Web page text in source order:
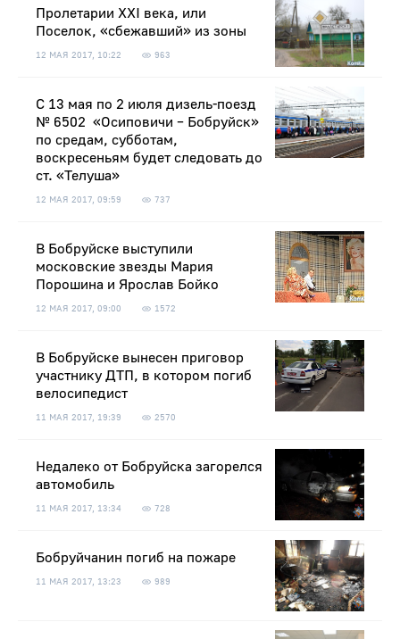
Пролетарии XXI века, или
Поселок, «сбежавший» из зоны
12 МАЯ 2017, 10:22 963
С 13 мая по 2 июля дизель-поезд
№ 6502 «Осиповичи – Бобруйск»
по средам, субботам,
воскресеньям будет следовать до
ст. «Телуша»
12 МАЯ 2017, 09:59 737
В Бобруйске выступили
московские звезды Мария
Порошина и Ярослав Бойко
12 МАЯ 2017, 09:00 1572
В Бобруйске вынесен приговор
участнику ДТП, в котором погиб
велосипедист
11 МАЯ 2017, 19:39 2570
Недалеко от Бобруйска загорелся
автомобиль
11 МАЯ 2017, 13:34 728
Бобруйчанин погиб на пожаре
11 МАЯ 2017, 13:23 989